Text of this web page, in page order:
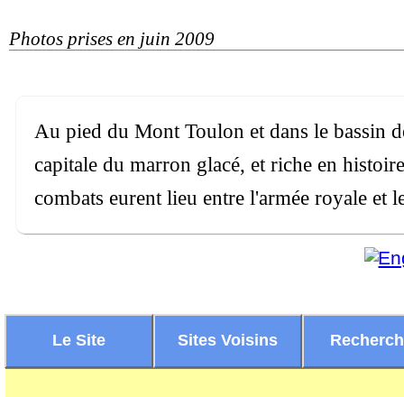
Photos prises en juin 2009
Au pied du Mont Toulon et dans le bassin
capitale du marron glacé, et riche en
combats eurent lieu entre l'armée royale et
Le Site Sites Voisins